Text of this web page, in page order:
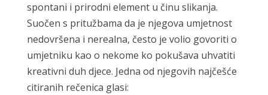
spontani i prirodni element u činu slikanja.
Suočen s pritužbama da je njegova umjetnost
nedovršena i nerealna, često je volio govoriti o
umjetniku kao o nekome ko pokušava uhvatiti
kreativni duh djece. Jedna od njegovih najčešće
citiranih rečenica glasi: